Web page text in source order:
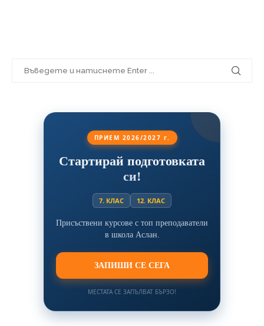
ПРИЕМ 2026/2027 г.
Стартирай подготовката
си!
7. КЛАС 12. КЛАС
Присъствени курсове с топ преподаватели
в школа Аслан.
ЗАПИШИ СЕ СЕГА
МЕСТАТА СЕ ЗАПЪЛВАТ БЪРЗО!